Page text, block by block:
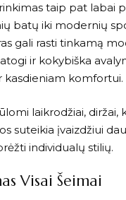
taip pat labai
batų iki modernių
gali rasti tinkamą
ir kokybiška
kasdieniam komfortui.
laikrodžiai, diržai,
suteikia įvaizdžiui
individualų stilių.
Visai Šeimai